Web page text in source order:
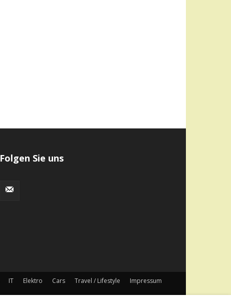
Folgen Sie uns
IT Elektro Cars Travel / Lifestyle Impressum